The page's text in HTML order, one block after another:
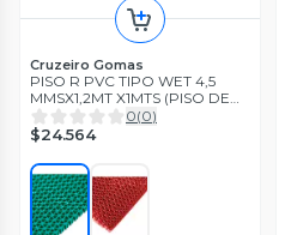
Cruzeiro Gomas
PISO R PVC TIPO WET 4,5
MMSX1,2MT X1MTS (PISO DE
BAÑO - PISCINAS)
0(0)
$24.564